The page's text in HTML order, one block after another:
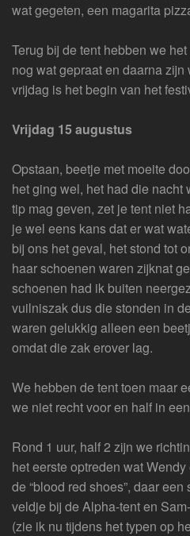
wat gegeten, een magarita
Terug bij de tent hebben we
nog wat gepraat en daarna
vrijdag is het begin van het
Vrijdag 15 augustus
Opstaan, beetje met moeite
het ging wel, het had die nacht
tip mag geven, zet je tent niet
je wel eens kans dat er wat
bij ons het geval, het stond tot
haar schoenen waren zijknat
schoenen had ik buiten
vuilniszak dus die stonden in
waren gelukkig alleen een
omdat die zak erover lag.
We hebben de tent toen maar
we niet recht voor en half in
Rond 1 uur, half 2 zijn we
het eerste optreden wat
de “blood red shoes”, daar
veldje bij de Alpha-tent en
(zie ik nu tijdens het typen op